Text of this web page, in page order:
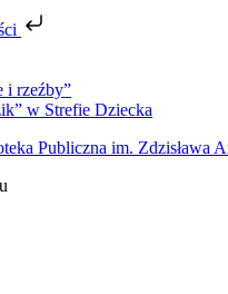
i rzeźby”
w Strefie Dziecka
Publiczna im. Zdzisława